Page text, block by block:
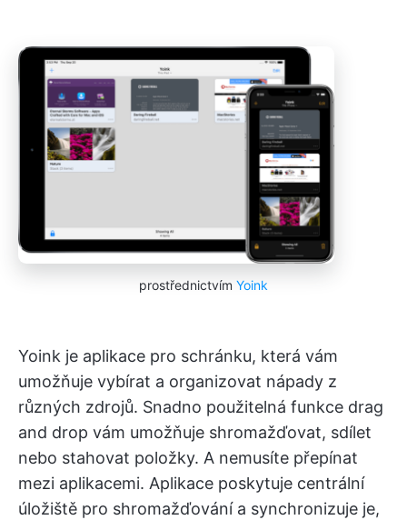
prostřednictvím Yoink
Yoink je aplikace pro schránku, která vám
umožňuje vybírat a organizovat nápady z
různých zdrojů. Snadno použitelná funkce drag
and drop vám umožňuje shromažďovat, sdílet
nebo stahovat položky. A nemusíte přepínat
mezi aplikacemi. Aplikace poskytuje centrální
úložiště pro shromažďování a synchronizuje je,